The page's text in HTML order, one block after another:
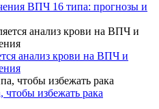
ВПЧ 16 типа: прогнозы и
анализ крови на ВПЧ и
избежать рака